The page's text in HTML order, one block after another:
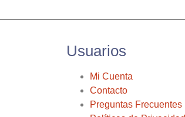
Usuarios
Mi Cuenta
Contacto
Preguntas Frecuentes